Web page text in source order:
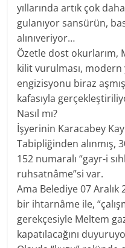
yıllarında artık çok
gulanıyor sansürün,
alınıveriyor…
Özetle dost okurlarım,
kilit vurulması,
engizisyonu biraz
kafasıyla
Nasıl mı?
İşyerinin Karacabey
Tabipliğinden alınmış,
152 numaralı “gayr-i
ruhsatnâme”si var.
Ama Belediye 07 Aralık
bir ihtarnâme ile,
gerekçesiyle Meltem
kapatılacağını